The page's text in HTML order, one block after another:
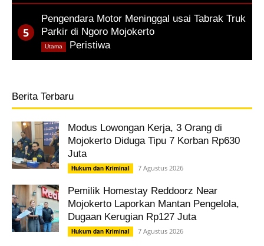
Pengendara Motor Meninggal usai Tabrak Truk
Parkir di Ngoro Mojokerto
Peristiwa,
Utama
Berita Terbaru
Modus Lowongan Kerja, 3 Orang di
Mojokerto Diduga Tipu 7 Korban Rp630
Juta
Hukum dan Kriminal 7 Agustus 2026
Pemilik Homestay Reddoorz Near
Mojokerto Laporkan Mantan Pengelola,
Dugaan Kerugian Rp127 Juta
Hukum dan Kriminal 7 Agustus 2026